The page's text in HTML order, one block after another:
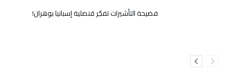
فضيحة التأشيرات تفجّر قنصلية إسبانيا بوهران!